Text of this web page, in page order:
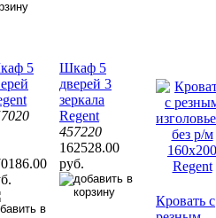
5
Шкаф 5
дверей 3
зеркала
Regent
457220
162528.00
руб.
Кровать с